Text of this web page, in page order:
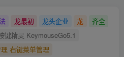
龙最初 龙头企业 龙
齐全
键精灵 KeymouseGo5.1
右键菜单管理